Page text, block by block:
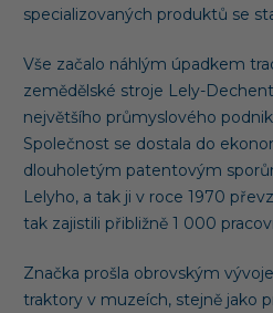
specializovaných produktů se
Vše začalo náhlým úpadkem
zemědělské stroje Lely-
největšího průmyslového
Společnost se dostala do
dlouholetým patentovým
Lelyho, a tak ji v roce 1970
tak zajistili přibližně 1 000
Značka prošla obrovským
traktory v muzeích, stejně jako